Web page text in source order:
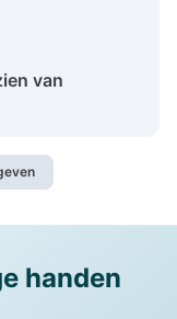
van
handen